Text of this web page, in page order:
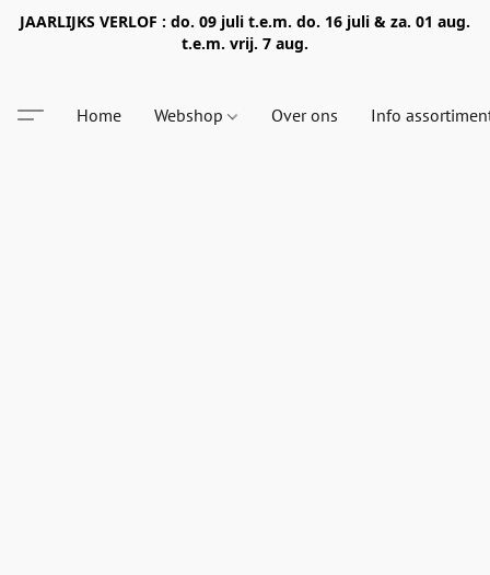
JAARLIJKS VERLOF : do. 09 juli t.e.m. do. 16 juli & za. 01 aug.
t.e.m. vrij. 7 aug.
Home Webshop Over ons Info